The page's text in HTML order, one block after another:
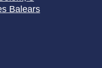
Balears